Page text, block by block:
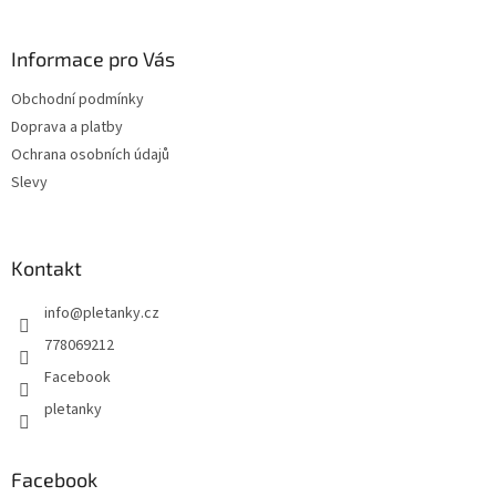
Informace pro Vás
Obchodní podmínky
Doprava a platby
Ochrana osobních údajů
Slevy
Kontakt
info@pletanky.cz
778069212
Facebook
pletanky
Facebook